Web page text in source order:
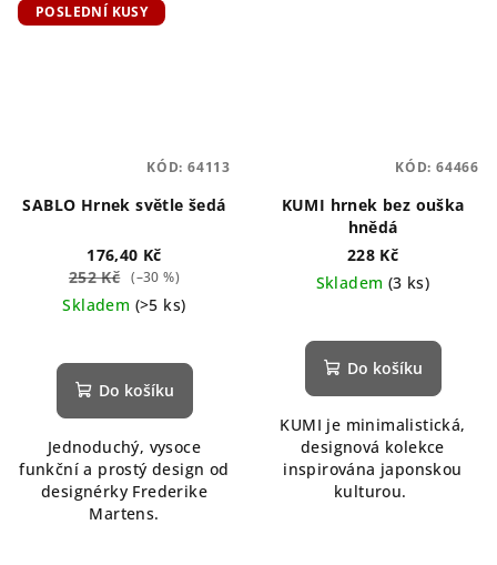
POSLEDNÍ KUSY
SABLO Hrnek světle šedá
176,40 Kč
252 Kč (–30 %)
Skladem (>5 ks)
Do košíku
Jednoduchý, vysoce
funkční a prostý design od
designérky Frederike
Martens.
KÓD: 64113
KUMI hrnek bez ouška
hnědá
228 Kč
Skladem (3 ks)
Do košíku
KUMI je minimalistická,
designová kolekce
inspirována japonskou
kulturou.
KÓD: 64466